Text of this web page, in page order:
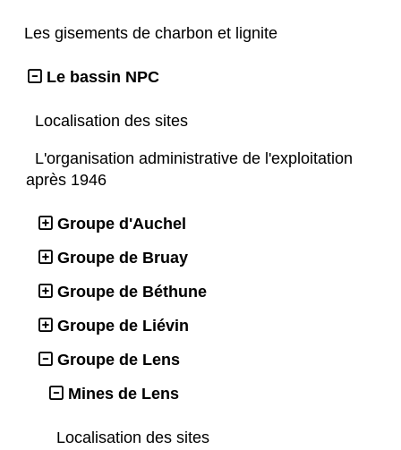
Les gisements de charbon et lignite
Le bassin NPC
Localisation des sites
L'organisation administrative de l'exploitation
après 1946
Groupe d'Auchel
Groupe de Bruay
Groupe de Béthune
Groupe de Liévin
Groupe de Lens
Mines de Lens
Localisation des sites